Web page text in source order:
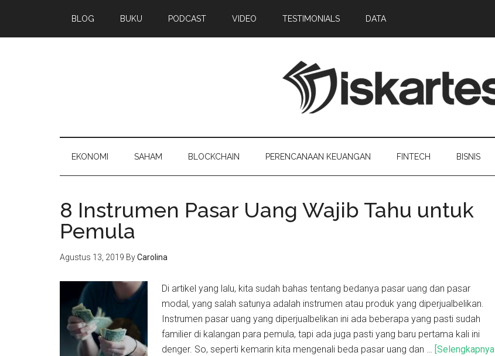
BLOG BUKU PODCAST VIDEO TESTIMONIALS DATA
EKONOMI SAHAM BLOCKCHAIN PERENCANAAN KEUANGAN FINTECH BISNIS
8 Instrumen Pasar Uang Wajib Tahu untuk
Pemula
Agustus 13, 2019 ByCarolina
Di artikel yang lalu, kita sudah bahas tentang bedanya pasar uang dan pasar
modal, yang salah satunya adalah instrumen atau produk yang diperjualbelikan.
Instrumen pasar uang yang diperjualbelikan ini ada beberapa yang pasti sudah
familier di kalangan para pemula, tapi ada juga pasti yang baru pertama kali ini
denger. So, seperti kemarin kita mengenali beda pasar uang dan … [Selengkapnya